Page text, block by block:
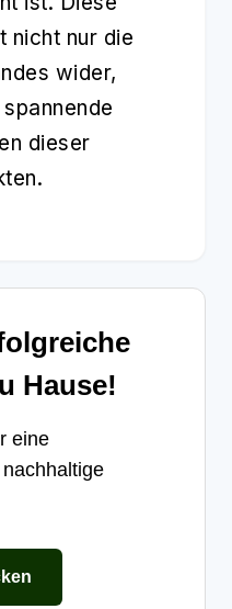
nicht nur die
wider,
dieser
Hause!
eine